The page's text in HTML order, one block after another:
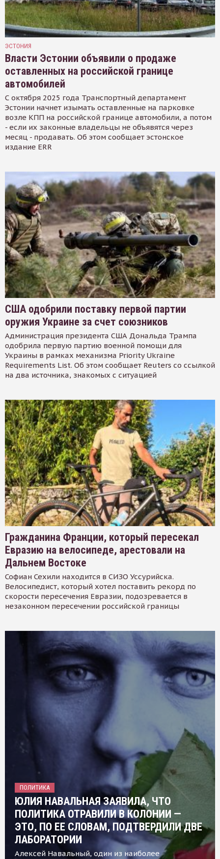
ЭСТОНИЯ
Власти Эстонии объявили о продаже
оставленных на российской границе
автомобилей
С октября 2025 года Транспортный департамент
Эстонии начнет изымать оставленные на парковке
возле КПП на российской границе автомобили, а потом
- если их законные владельцы не объявятся через
месяц - продавать. Об этом сообщает эстонское
издание ERR
США одобрили поставку первой партии
оружия Украине за счет союзников
Администрация президента США Дональда Трампа
одобрила первую партию военной помощи для
Украины в рамках механизма Priority Ukraine
Requirements List. Об этом сообщает Reuters со ссылкой
на два источника, знакомых с ситуацией
Гражданина Франции, который пересекал
Евразию на велосипеде, арестовали на
Дальнем Востоке
Софиан Сехили находится в СИЗО Уссурийска.
Велосипедист, который хотел поставить рекорд по
скорости пересечения Евразии, подозревается в
незаконном пересечении российской границы
ПОЛИТИКА
ЮЛИЯ НАВАЛЬНАЯ ЗАЯВИЛА, ЧТО
ПОЛИТИКА ОТРАВИЛИ В КОЛОНИИ —
ЭТО, ПО ЕЕ СЛОВАМ, ПОДТВЕРДИЛИ ДВЕ
ЛАБОРАТОРИИ
Алексей Навальный, один из наиболее